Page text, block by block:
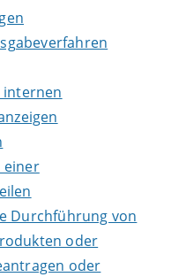
einer
Durchführung von
oder
oder